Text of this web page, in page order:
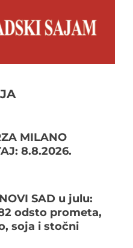
MILANO
8.8.2026.
SAD u julu:
odsto prometa,
soja i stočni